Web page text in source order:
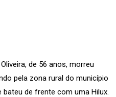
de 56 anos, morreu
pela zona rural do município
de frente com uma Hilux.